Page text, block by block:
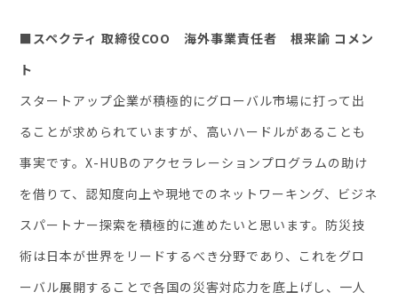
■スペクティ 取締役COO 海外事業責任者 根来諭 コメン
ト
スタートアップ企業が積極的にグローバル市場に打って出
ることが求められていますが、高いハードルがあることも
事実です。X-HUBのアクセラレーションプログラムの助け
を借りて、認知度向上や現地でのネットワーキング、ビジネ
スパートナー探索を積極的に進めたいと思います。防災技
術は日本が世界をリードするべき分野であり、これをグロ
ーバル展開することで各国の災害対応力を底上げし、一人